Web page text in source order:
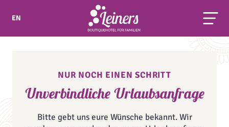
EN
NUR NOCH EINEN SCHRITT
Unverbindliche Urlaubsanfrage
Bitte gebt uns eure Wünsche bekannt. Wir